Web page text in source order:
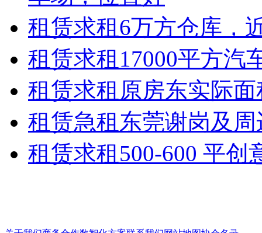
租赁求租6万方仓库，
租赁求租17000平方汽
租赁求租原房东实际面
租赁急租东莞谢岗及
租赁求租500-600 平创